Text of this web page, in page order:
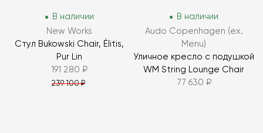
В наличии
New Works
Стул Bukowski Chair, Élitis,
Pur Lin
191 280 ₽
239 100 ₽
В наличии
Audo Copenhagen (ex.
Menu)
Уличное кресло с подушкой
WM String Lounge Chair
77 630 ₽